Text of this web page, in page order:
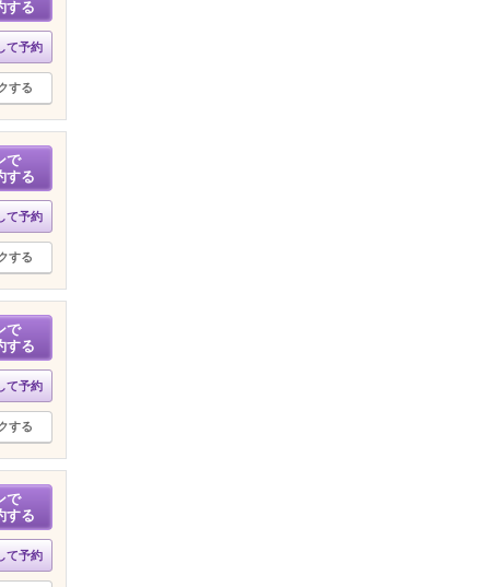
する
て予約
する
で
する
て予約
する
で
する
て予約
する
で
する
て予約